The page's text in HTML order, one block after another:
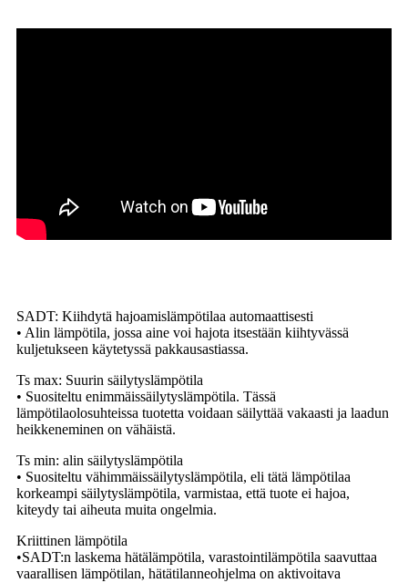
SADT: Kiihdytä hajoamislämpötilaa automaattisesti
• Alin lämpötila, jossa aine voi hajota itsestään kiihtyvässä
kuljetukseen käytetyssä pakkausastiassa.
Ts max: Suurin säilytyslämpötila
• Suositeltu enimmäissäilytyslämpötila. Tässä
lämpötilaolosuhteissa tuotetta voidaan säilyttää vakaasti ja laadun
heikkeneminen on vähäistä.
Ts min: alin säilytyslämpötila
• Suositeltu vähimmäissäilytyslämpötila, eli tätä lämpötilaa
korkeampi säilytyslämpötila, varmistaa, että tuote ei hajoa,
kiteydy tai aiheuta muita ongelmia.
Kriittinen lämpötila
•SADT:n laskema hätälämpötila, varastointilämpötila saavuttaa
vaarallisen lämpötilan, hätätilanneohjelma on aktivoitava